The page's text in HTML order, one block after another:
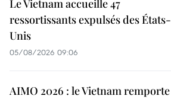
Le Vietnam accueille 47
ressortissants expulsés des États-
Unis
05/08/2026 09:06
AIMO 2026 : le Vietnam remporte